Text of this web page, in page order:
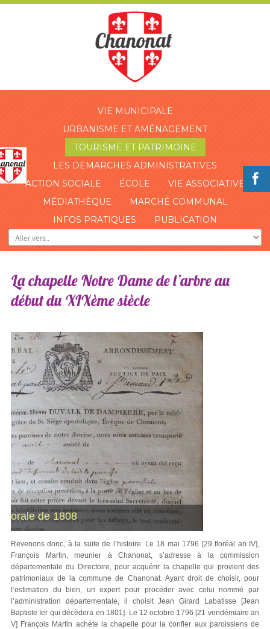
VIE MUNICIPALE
URBANISME ET AMÉNAGEMENT
TOURISME ET PATRIMOINE
LES DEMARCHES ADMINISTRATIVES
ACTION SOCIALE
ÉCOLE
VIE ASSOCIATIVE
MÉDIATHÈQUE
MARCHÉ COMMUNAL
INFOS PRATIQUES
PUBLICATION
LachapelleNotreDamedel’arbreau
débutdu XIXèmesiècle
Visite pastorale de 1808
Revenons donc, à la suite de l’histoire. Le 18 mai 1796 [29 floréal an IV],
François Martin, meunier à Chanonat, s’adresse à la commission
départementale du Directoire, pour acquérir la chapelle qui provient des
patrimoniaux de la commune de Chanonat. Ayant droit de choisir, pour
l’estimation du bien, un expert pour procéder avec celui nommé par
l’administration départementale, il choisit Jean Girard Labatisse [Jean
Baptiste Ier qui décèdera en 1801]. Le 12 octobre 1796 [21 vendémiaire an
V] François Martin achète la chapelle pour la confier aux paroissiens de